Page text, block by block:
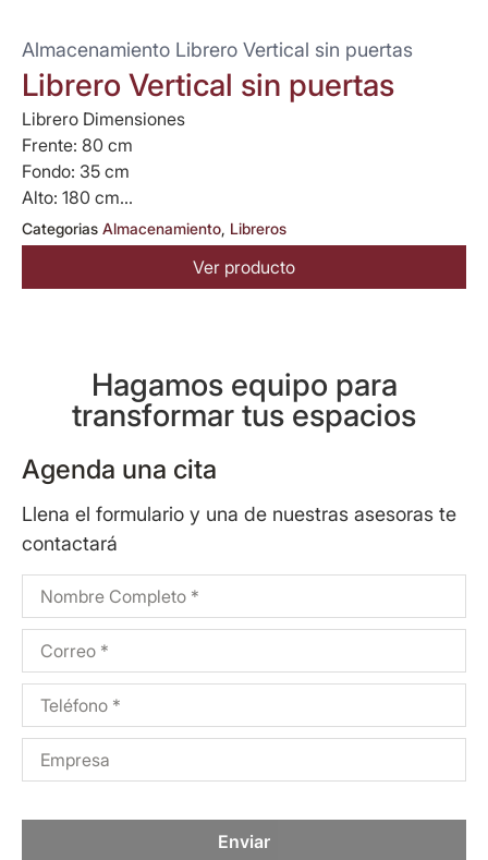
Almacenamiento Librero Vertical sin puertas
Librero Vertical sin puertas
Librero Dimensiones
Frente: 80 cm
Fondo: 35 cm
Alto: 180 cm...
Categorias Almacenamiento, Libreros
Ver producto
Hagamos equipo para
transformar tus espacios
Agenda una cita
Llena el formulario y una de nuestras asesoras te
contactará
Enviar